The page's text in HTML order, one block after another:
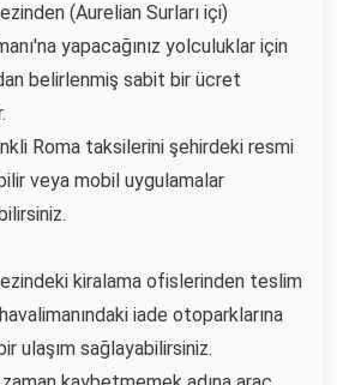
(Aurelian Surları içi)
yapacağınız yolculuklar için
belirlenmiş sabit bir ücret
Roma taksilerini şehirdeki resmi
veya mobil uygulamalar
kiralama ofislerinden teslim
iade otoparklarına
ulaşım sağlayabilirsiniz.